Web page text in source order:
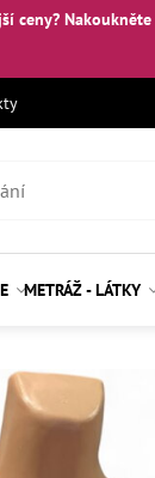
ceny?
METRÁŽ - LÁTKY